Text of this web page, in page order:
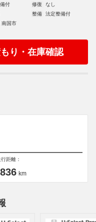
付 修復
なし
整備
法定整備付
南国市
り・在庫確認
距離：
km